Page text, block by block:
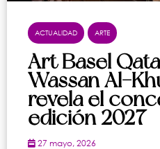
ACTUALIDAD ARTE
Art Basel
Wassan Al-
revela el
edición 2027
27 mayo, 2026